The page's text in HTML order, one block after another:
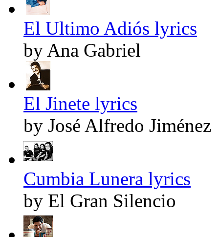
El Ultimo Adiós lyrics
by Ana Gabriel
El Jinete lyrics
by José Alfredo Jiménez
Cumbia Lunera lyrics
by El Gran Silencio